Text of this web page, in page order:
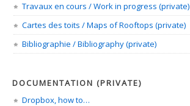
Travaux en cours / Work in progress (private)
Cartes des toits / Maps of Rooftops (private)
Bibliographie / Bibliography (private)
DOCUMENTATION (PRIVATE)
Dropbox, how to…